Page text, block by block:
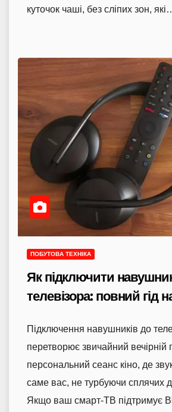
куточок чаші, без сліпих зон,
ПОБУТОВА ТЕХНІКА
Як підключити
телевізора: повний гід
Підключення навушників до
перетворює звичайний вечірній
персональний сеанс кіно, де
саме вас, не турбуючи сплячих
Якщо ваш смарт-ТВ підтримує